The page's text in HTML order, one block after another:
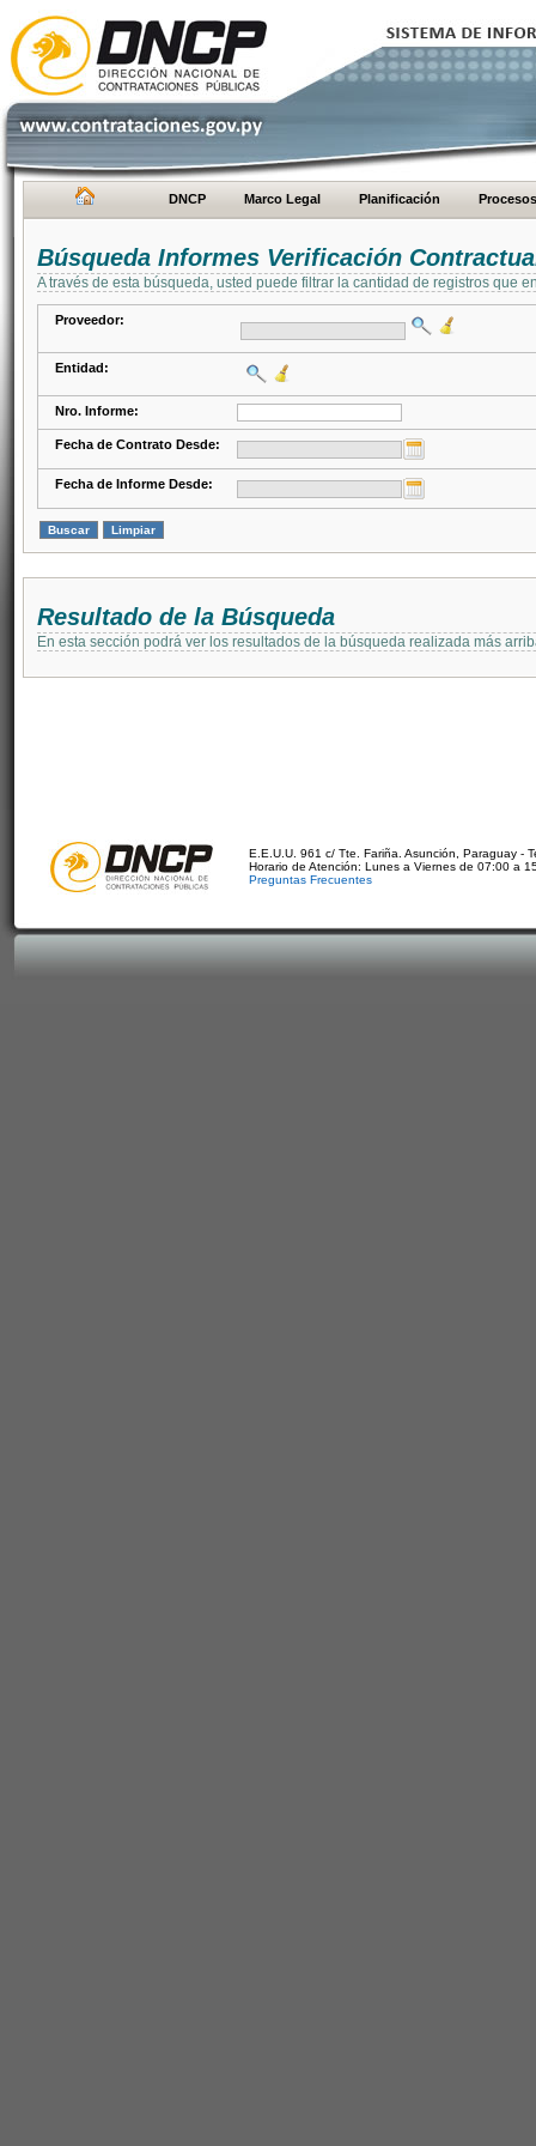
DNCP Marco Legal Planificación Procesos
Búsqueda Informes Verificación
A través de esta búsqueda, usted puede filtrar la cantidad de registros que
Proveedor:
Entidad:
Nro. Informe:
Fecha de Contrato Desde:
Fecha de Informe Desde:
Resultado de la Búsqueda
En esta sección podrá ver los resultados de la búsqueda realizada más
E.E.U.U. 961 c/ Tte. Fariña. Asunción, Paraguay -
Horario de Atención: Lunes a Viernes de 07:00 a
Preguntas Frecuentes